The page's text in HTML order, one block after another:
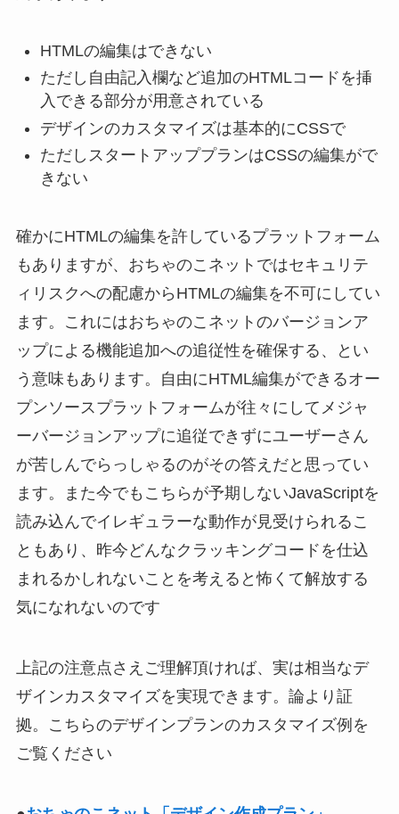
HTMLの編集はできない
ただし自由記入欄など追加のHTMLコードを挿
入できる部分が用意されている
デザインのカスタマイズは基本的にCSSで
ただしスタートアッププランはCSSの編集がで
きない
確かにHTMLの編集を許しているプラットフォーム
もありますが、おちゃのこネットではセキュリテ
ィリスクへの配慮からHTMLの編集を不可にしてい
ます。これにはおちゃのこネットのバージョンア
ップによる機能追加への追従性を確保する、とい
う意味もあります。自由にHTML編集ができるオー
プンソースプラットフォームが往々にしてメジャ
ーバージョンアップに追従できずにユーザーさん
が苦しんでらっしゃるのがその答えだと思ってい
ます。また今でもこちらが予期しないJavaScriptを
読み込んでイレギュラーな動作が見受けられるこ
ともあり、昨今どんなクラッキングコードを仕込
まれるかしれないことを考えると怖くて解放する
気になれないのです
上記の注意点さえご理解頂ければ、実は相当なデ
ザインカスタマイズを実現できます。論より証
拠。こちらのデザインプランのカスタマイズ例を
ご覧ください